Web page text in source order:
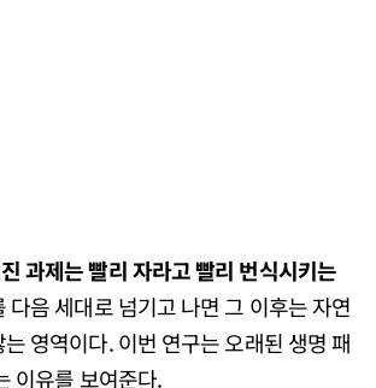
과제는 빨리 자라고 빨리 번식시키는
다음 세대로 넘기고 나면 그 이후는 자연
영역이다. 이번 연구는 오래된 생명 패
이유를 보여준다.